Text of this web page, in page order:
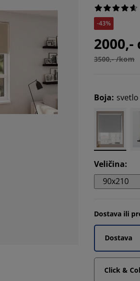
-43%
2000,-
3500,- /kom
Boja: svetlo
Veličina:
90x210
Dostava ili
Dostava
Click &
75.68627450980392%
15.555555555555555%
4.183006535947712%
1.3071895424836601%
3.2679738562091507%